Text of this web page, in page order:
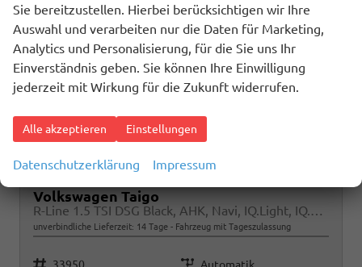
Volkswagen Taigo
R-Line 1.5 TSI DSG Black, AHK, Navi, IQ.Light, IQ.Drive, Kamera, ACC, Winter, 18-Zoll
unverbindliche Lieferzeit: 14 Tage Fahrzeug mit Tageszulassung
Fahrzeugnr. Getriebe
Sie bereitzustellen. Hierbei berücksichtigen wir Ihre
Auswahl und verarbeiten nur die Daten für Marketing,
Analytics und Personalisierung, für die Sie uns Ihr
Einverständnis geben. Sie können Ihre Einwilligung
jederzeit mit Wirkung für die Zukunft widerrufen.
Alle akzeptieren Einstellungen
Datenschutzerklärung Impressum